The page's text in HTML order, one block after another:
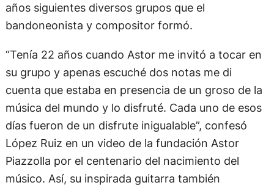
años siguientes diversos grupos que el
bandoneonista y compositor formó.
“Tenía 22 años cuando Astor me invitó a tocar en
su grupo y apenas escuché dos notas me di
cuenta que estaba en presencia de un groso de la
música del mundo y lo disfruté. Cada uno de esos
días fueron de un disfrute inigualable”, confesó
López Ruiz en un video de la fundación Astor
Piazzolla por el centenario del nacimiento del
músico. Así, su inspirada guitarra también